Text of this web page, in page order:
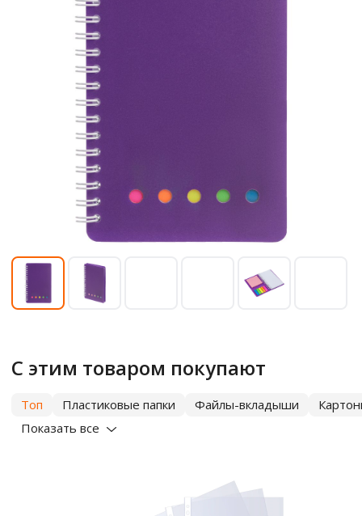
С этим товаром покупают
Топ Пластиковые папки Файлы-вкладыши
Показать все